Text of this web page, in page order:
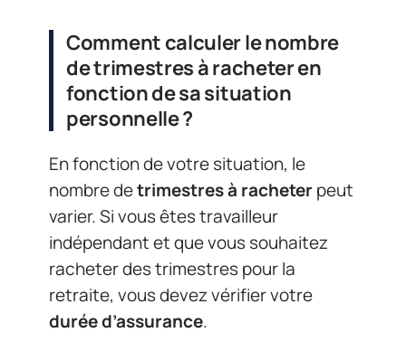
Comment calculer le nombre
de trimestres à racheter en
fonction de sa situation
personnelle ?
En fonction de votre situation, le
nombre detrimestres à racheterpeut
varier. Si vous êtes travailleur
indépendant et que vous souhaitez
racheter des trimestres pour la
retraite, vous devez vérifier votre
durée d’assurance.